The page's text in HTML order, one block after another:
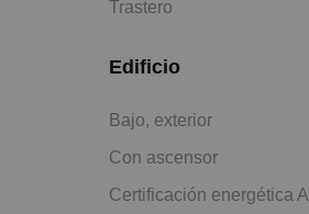
Trastero
Edificio
Bajo, exterior
Con ascensor
Certificación energética A